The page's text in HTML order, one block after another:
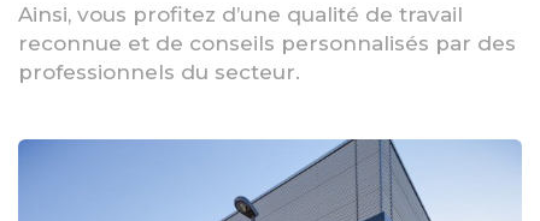
Ainsi, vous profitez d’une qualité de travail
reconnue et de conseils personnalisés par des
professionnels du secteur.